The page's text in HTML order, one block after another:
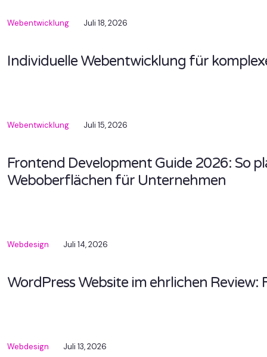
Webentwicklung Juli 18, 2026
Individuelle Webentwicklung für
Webentwicklung Juli 15, 2026
Frontend Development Guide 2026: So
Weboberflächen für Unternehmen
Webdesign Juli 14, 2026
WordPress Website im ehrlichen
Webdesign Juli 13, 2026